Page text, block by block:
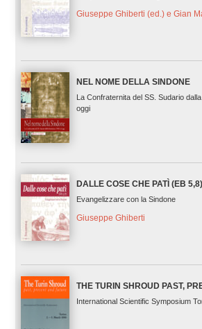
Giuseppe Ghiberti (ed.) e Gian
NEL NOME DELLA SINDONE
La Confraternita del SS. Sudario
oggi
DALLE COSE CHE PATÌ (EB 5,8)
Evangelizzare con la Sindone
Giuseppe Ghiberti
THE TURIN SHROUD PAST,
International Scientific Symposium